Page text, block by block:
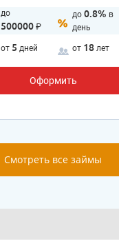
до
500000₽
до 0.8% в
день
от 5 дней от 18 лет
Оформить
Смотреть все займы